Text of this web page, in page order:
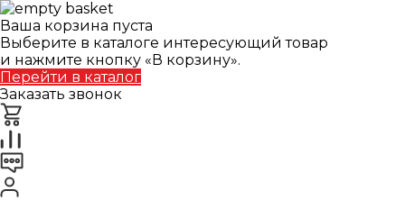
Ваша корзина пуста
Выберите в каталоге интересующий товар
и нажмите кнопку «В корзину».
Перейти в каталог
Заказать звонок